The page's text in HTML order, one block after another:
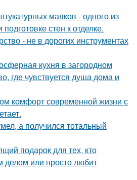
маяков - одного из
стен к отделке.
- не в дорогих инструментах
кухня в загородном
где чувствуется душа дома и
комфорт современной жизни с
а получился тотальный
подарок для тех, кто
делом или просто любит